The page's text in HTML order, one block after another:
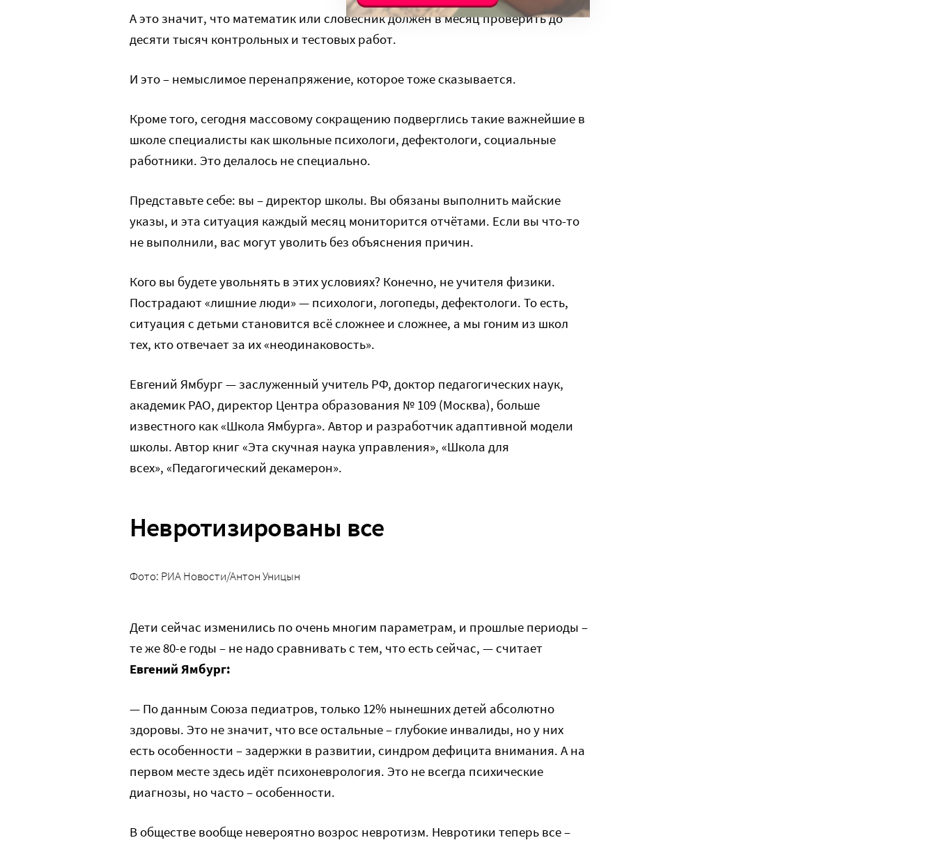
А это значит, что математик или словесник должен в месяц проверить до
десяти тысяч контрольных и тестовых работ.
И это – немыслимое перенапряжение, которое тоже сказывается.
Кроме того, сегодня массовому сокращению подверглись такие важнейшие в
школе специалисты как школьные психологи, дефектологи, социальные
работники. Это делалось не специально.
Представьте себе: вы – директор школы. Вы обязаны выполнить майские
указы, и эта ситуация каждый месяц мониторится отчётами. Если вы что-то
не выполнили, вас могут уволить без объяснения причин.
Кого вы будете увольнять в этих условиях? Конечно, не учителя физики.
Пострадают «лишние люди» — психологи, логопеды, дефектологи. То есть,
ситуация с детьми становится всё сложнее и сложнее, а мы гоним из школ
тех, кто отвечает за их «неодинаковость».
Евгений Ямбург — заслуженный учитель РФ, доктор педагогических наук,
академик РАО, директор Центра образования № 109 (Москва), больше
известного как «Школа Ямбурга». Автор и разработчик адаптивной модели
школы. Автор книг «Эта скучная наука управления», «Школа для
всех», «Педагогический декамерон».
Невротизированы все
Фото: РИА Новости/Антон Уницын
Дети сейчас изменились по очень многим параметрам, и прошлые периоды –
те же 80-е годы – не надо сравнивать с тем, что есть сейчас, — считает
Евгений Ямбург:
— По данным Союза педиатров, только 12% нынешних детей абсолютно
здоровы. Это не значит, что все остальные – глубокие инвалиды, но у них
есть особенности – задержки в развитии, синдром дефицита внимания. А на
первом месте здесь идёт психоневрология. Это не всегда психические
диагнозы, но часто – особенности.
В обществе вообще невероятно возрос невротизм. Невротики теперь все –